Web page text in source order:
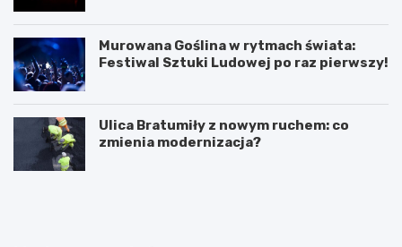
Murowana Goślina w rytmach świata:
Festiwal Sztuki Ludowej po raz pierwszy!
Ulica Bratumiły z nowym ruchem: co
zmienia modernizacja?
K
P